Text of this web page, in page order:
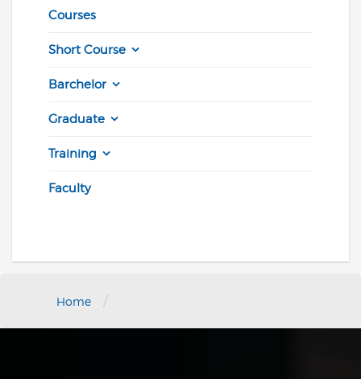
Courses
Short Course
Barchelor
Graduate
Training
Faculty
Home /